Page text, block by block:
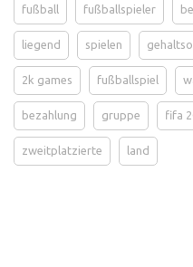
fußball fußballspieler
liegend spielen
2k games fußballspiel
bezahlung gruppe fifa
zweitplatzierte land